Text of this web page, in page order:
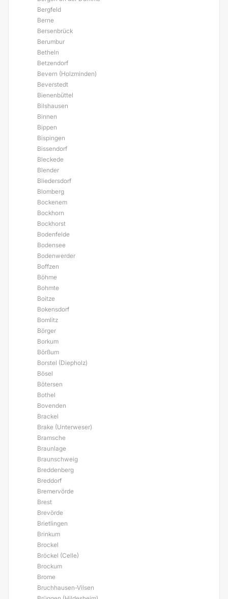
Bergfeld
Berne
Bersenbrück
Berumbur
Betheln
Betzendorf
Bevern (Holzminden)
Beverstedt
Bienenbüttel
Bilshausen
Binnen
Bippen
Bispingen
Bissendorf
Bleckede
Blender
Bliedersdorf
Blomberg
Bockenem
Bockhorn
Bockhorst
Bodenfelde
Bodensee
Bodenwerder
Boffzen
Böhme
Bohmte
Boitze
Bokensdorf
Bomlitz
Börger
Borkum
Börßum
Borstel (Diepholz)
Bösel
Bötersen
Bothel
Bovenden
Brackel
Brake (Unterweser)
Bramsche
Braunlage
Braunschweig
Breddenberg
Breddorf
Bremervörde
Brest
Brevörde
Brietlingen
Brinkum
Brockel
Bröckel (Celle)
Brockum
Brome
Bruchhausen-Vilsen